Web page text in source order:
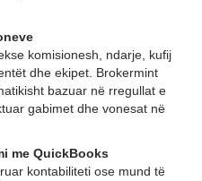
komisionesh, ndarje, kufij
dhe ekipet. Brokermint
bazuar në rregullat e
gabimet dhe vonesat në
me QuickBooks
kontabiliteti ose mund të